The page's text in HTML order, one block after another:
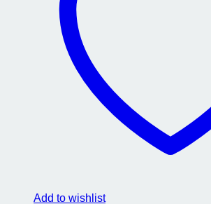
Add to wishlist